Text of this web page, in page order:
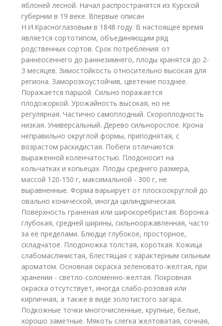
яблоней лесной. Начал распространятся из Курской
губернии в 19 веке. Впервые описан
Н.И.Красноглазовым в 1848 году. В настоящее время
является сортотипом, объединяющим ряд
родственных сортов. Срок потребления: от
раннеосеннего до раннезимнего, плоды хранятся до 2-
3 месяцев. Зимостойкость относительно высокая для
региона. Заморозкоустойчив, цветение позднее.
Поражается паршой. Сильно поражается
плодожоркой. Урожайность высокая, но не
регулярная. Частично самоплодный. Скороплодность
низкая. Универсальный. Дерево сильнорослое. Крона
неправильно округлой формы, приподнятая, с
возрастом раскидистая. Побеги отличаются
выраженной коленчатостью. Плодоносит на
кольчатках и копьецах. Плоды среднего размера,
массой 120-150 г, максимальной - 300 г, не
выравненные. Форма варьирует от плоскоокруглой до
овально конической, иногда цилиндрическая.
Поверхность граненая или широкоребристая. Воронка
глубокая, средней ширины, сильнооржавленная, часто
за её пределами. Блюдце глубокое, просторное,
складчатое. Плодоножка толстая, короткая. Кожица
слабомаслянистая, блестящая с характерным сильным
ароматом. Основная окраска зеленовато-желтая, при
хранении - светло-соломенно-желтая. Покровная
окраска отсутствует, иногда слабо-розовая или
кирпичная, а также в виде золотистого загара.
Подкожные точки многочисленные, крупные, белые,
хорошо заметные. Мякоть слегка желтоватая, сочная,